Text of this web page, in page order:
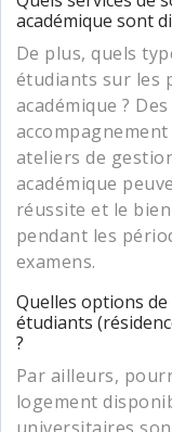
académique sont
De plus, quels
étudiants sur les
académique ?
ateliers de
académique
réussite et le
pendant les
examens.
Quelles options
étudiants
?
Par ailleurs,
logement